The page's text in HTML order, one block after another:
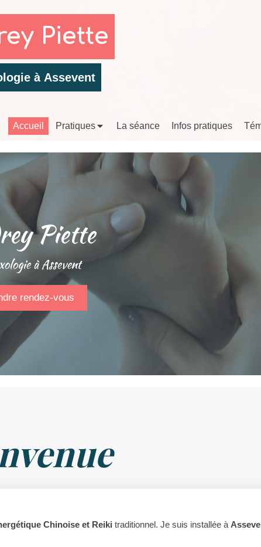
Piette
à Assevent
Accueil Pratiques La séance Infos pratiques
Piette
à Assevent
rendez-vous
Chinoise et Reiki traditionnel. Je suis installée à